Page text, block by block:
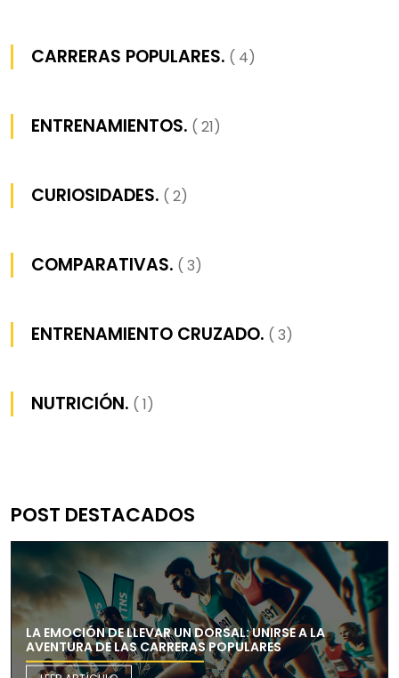
CARRERAS POPULARES. ( 4)
ENTRENAMIENTOS. ( 21)
CURIOSIDADES. ( 2)
COMPARATIVAS. ( 3)
ENTRENAMIENTO CRUZADO. ( 3)
NUTRICIÓN. ( 1)
POST DESTACADOS
LA EMOCIÓN DE LLEVAR UN DORSAL: UNIRSE A LA
AVENTURA DE LAS CARRERAS POPULARES